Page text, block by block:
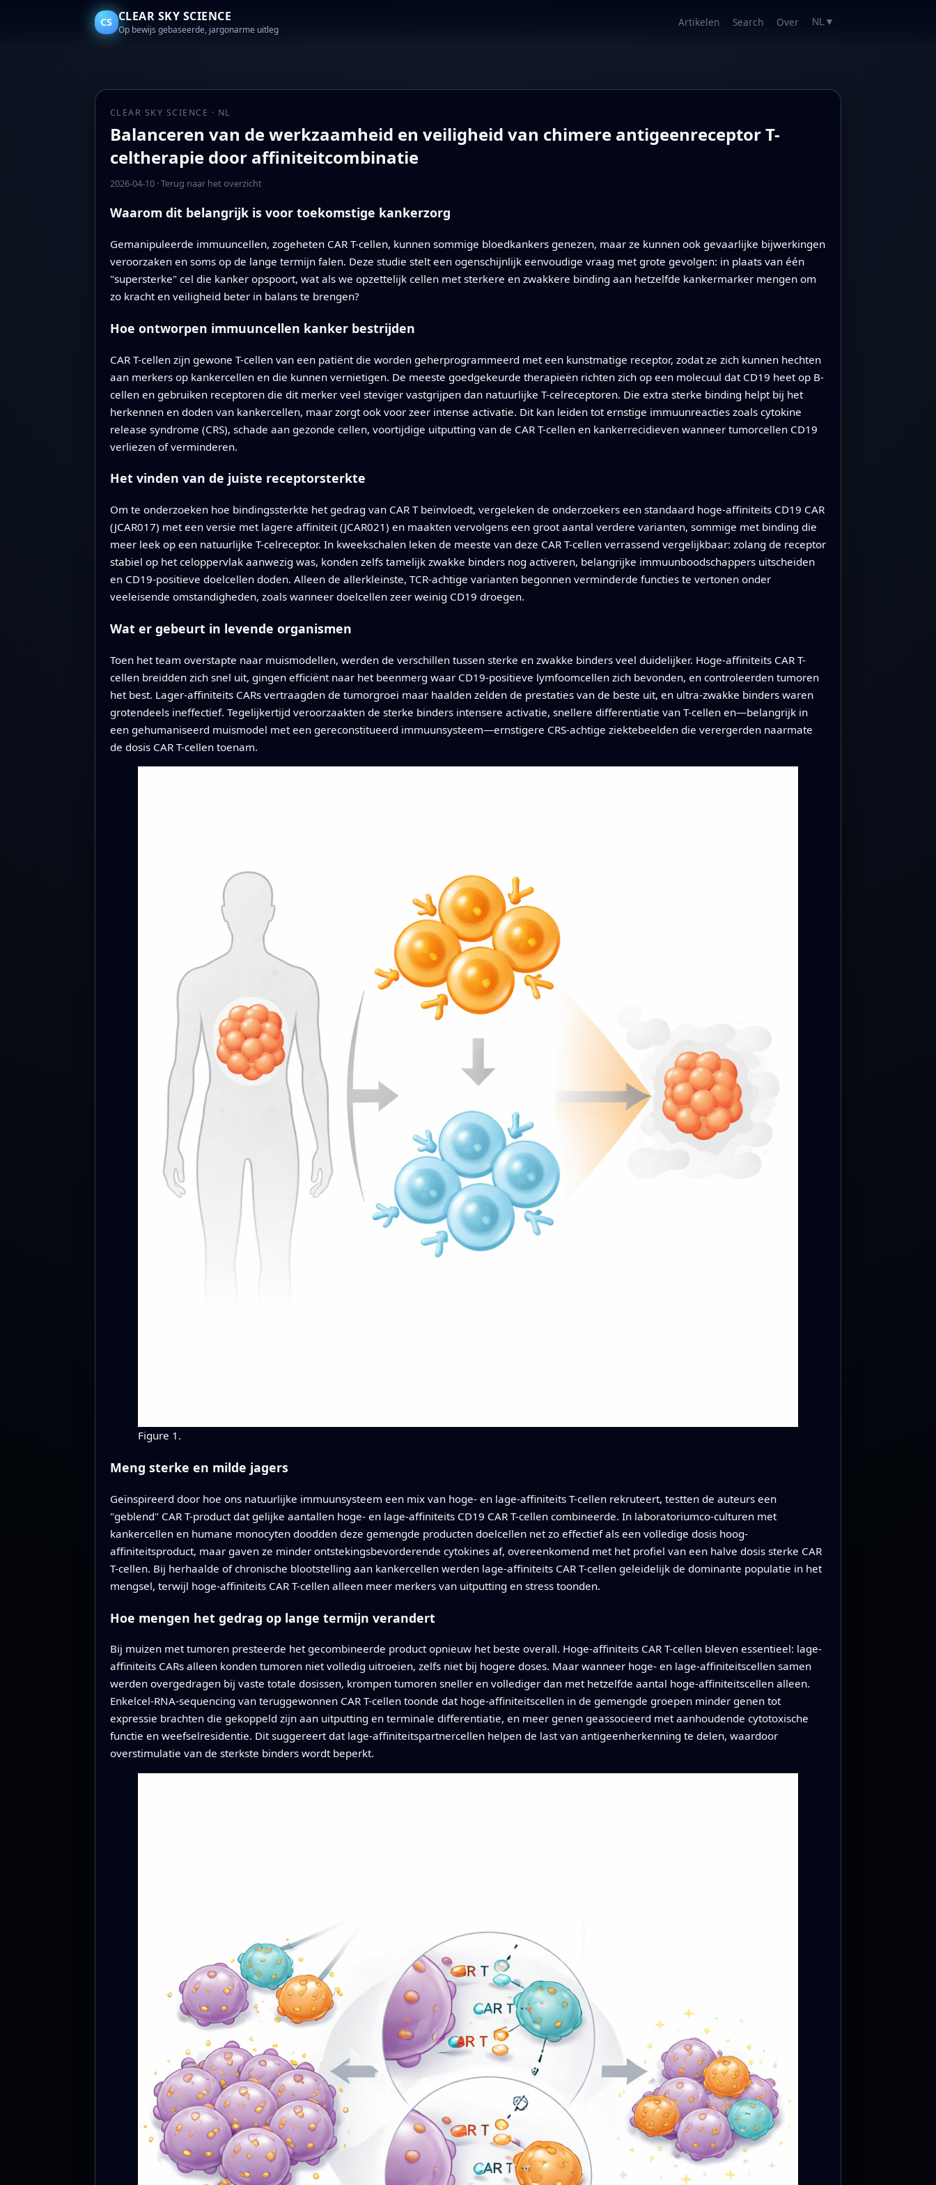
CS CLEAR SKY SCIENCE
Op bewijs gebaseerde, jargonarme uitleg
Artikelen Search Over NL ▼
CLEAR SKY SCIENCE · NL
Balanceren van de werkzaamheid en veiligheid van chimere antigeenreceptor T-
celtherapie door affiniteitcombinatie
2026-04-10·Terug naar het overzicht
Waarom dit belangrijk is voor toekomstige kankerzorg
Gemanipuleerde immuuncellen, zogeheten CAR T-cellen, kunnen sommige bloedkankers genezen, maar ze kunnen ook gevaarlijke bijwerkingen
veroorzaken en soms op de lange termijn falen. Deze studie stelt een ogenschijnlijk eenvoudige vraag met grote gevolgen: in plaats van één
"supersterke" cel die kanker opspoort, wat als we opzettelijk cellen met sterkere en zwakkere binding aan hetzelfde kankermarker mengen om
zo kracht en veiligheid beter in balans te brengen?
Hoe ontworpen immuuncellen kanker bestrijden
CAR T-cellen zijn gewone T-cellen van een patiënt die worden geherprogrammeerd met een kunstmatige receptor, zodat ze zich kunnen hechten
aan merkers op kankercellen en die kunnen vernietigen. De meeste goedgekeurde therapieën richten zich op een molecuul dat CD19 heet op B-
cellen en gebruiken receptoren die dit merker veel steviger vastgrijpen dan natuurlijke T-celreceptoren. Die extra sterke binding helpt bij het
herkennen en doden van kankercellen, maar zorgt ook voor zeer intense activatie. Dit kan leiden tot ernstige immuunreacties zoals cytokine
release syndrome (CRS), schade aan gezonde cellen, voortijdige uitputting van de CAR T-cellen en kankerrecidieven wanneer tumorcellen CD19
verliezen of verminderen.
Het vinden van de juiste receptorsterkte
Om te onderzoeken hoe bindingssterkte het gedrag van CAR T beïnvloedt, vergeleken de onderzoekers een standaard hoge-affiniteits CD19 CAR
(JCAR017) met een versie met lagere affiniteit (JCAR021) en maakten vervolgens een groot aantal verdere varianten, sommige met binding die
meer leek op een natuurlijke T-celreceptor. In kweekschalen leken de meeste van deze CAR T-cellen verrassend vergelijkbaar: zolang de receptor
stabiel op het celoppervlak aanwezig was, konden zelfs tamelijk zwakke binders nog activeren, belangrijke immuunboodschappers uitscheiden
en CD19-positieve doelcellen doden. Alleen de allerkleinste, TCR-achtige varianten begonnen verminderde functies te vertonen onder
veeleisende omstandigheden, zoals wanneer doelcellen zeer weinig CD19 droegen.
Wat er gebeurt in levende organismen
Toen het team overstapte naar muismodellen, werden de verschillen tussen sterke en zwakke binders veel duidelijker. Hoge-affiniteits CAR T-
cellen breidden zich snel uit, gingen efficiënt naar het beenmerg waar CD19-positieve lymfoomcellen zich bevonden, en controleerden tumoren
het best. Lager-affiniteits CARs vertraagden de tumorgroei maar haalden zelden de prestaties van de beste uit, en ultra-zwakke binders waren
grotendeels ineffectief. Tegelijkertijd veroorzaakten de sterke binders intensere activatie, snellere differentiatie van T-cellen en—belangrijk in
een gehumaniseerd muismodel met een gereconstitueerd immuunsysteem—ernstigere CRS-achtige ziektebeelden die verergerden naarmate
de dosis CAR T-cellen toenam.
Figure 1.
Meng sterke en milde jagers
Geïnspireerd door hoe ons natuurlijke immuunsysteem een mix van hoge- en lage-affiniteits T-cellen rekruteert, testten de auteurs een
"geblend" CAR T-product dat gelijke aantallen hoge- en lage-affiniteits CD19 CAR T-cellen combineerde. In laboratoriumco-culturen met
kankercellen en humane monocyten doodden deze gemengde producten doelcellen net zo effectief als een volledige dosis hoog-
affiniteitsproduct, maar gaven ze minder ontstekingsbevorderende cytokines af, overeenkomend met het profiel van een halve dosis sterke CAR
T-cellen. Bij herhaalde of chronische blootstelling aan kankercellen werden lage-affiniteits CAR T-cellen geleidelijk de dominante populatie in het
mengsel, terwijl hoge-affiniteits CAR T-cellen alleen meer merkers van uitputting en stress toonden.
Hoe mengen het gedrag op lange termijn verandert
Bij muizen met tumoren presteerde het gecombineerde product opnieuw het beste overall. Hoge-affiniteits CAR T-cellen bleven essentieel: lage-
affiniteits CARs alleen konden tumoren niet volledig uitroeien, zelfs niet bij hogere doses. Maar wanneer hoge- en lage-affiniteitscellen samen
werden overgedragen bij vaste totale dosissen, krompen tumoren sneller en vollediger dan met hetzelfde aantal hoge-affiniteitscellen alleen.
Enkelcel-RNA-sequencing van teruggewonnen CAR T-cellen toonde dat hoge-affiniteitscellen in de gemengde groepen minder genen tot
expressie brachten die gekoppeld zijn aan uitputting en terminale differentiatie, en meer genen geassocieerd met aanhoudende cytotoxische
functie en weefselresidentie. Dit suggereert dat lage-affiniteitspartnercellen helpen de last van antigeenherkenning te delen, waardoor
overstimulatie van de sterkste binders wordt beperkt.